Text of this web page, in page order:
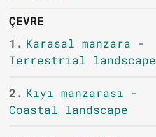
ÇEVRE
1. Karasal manzara -
Terrestrial landscape
2. Kıyı manzarası -
Coastal landscape